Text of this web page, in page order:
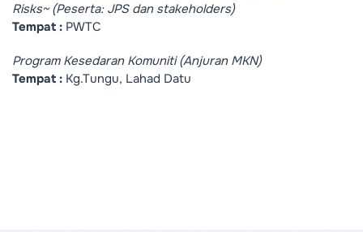
Risks~ (Peserta: JPS dan stakeholders)
Tempat : PWTC
Program Kesedaran Komuniti (Anjuran MKN)
Tempat : Kg.Tungu, Lahad Datu